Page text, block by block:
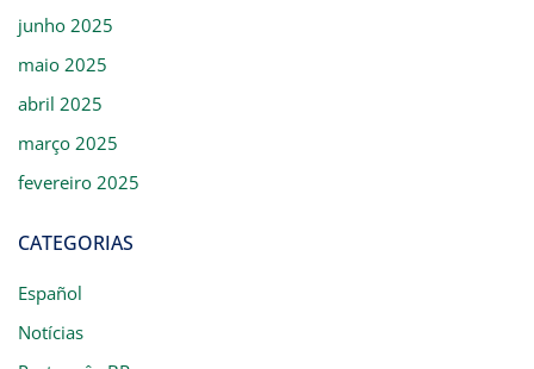
junho 2025
maio 2025
abril 2025
março 2025
fevereiro 2025
CATEGORIAS
Español
Notícias